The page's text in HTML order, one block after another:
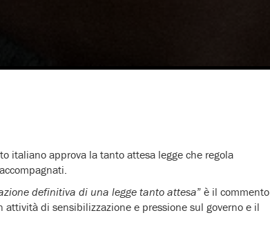
italiano approva la tanto attesa legge che regola
definitiva di una legge tanto attesa” è il commento
di sensibilizzazione e pressione sul governo e il